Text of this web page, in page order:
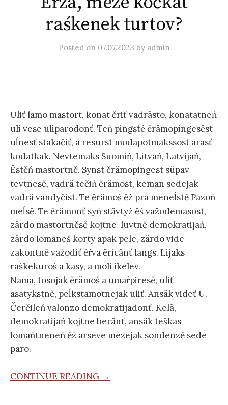
raśkenek turtov?
Posted on 07.07.2023 by admin
Uliť lamo mastort, konat ěriť vadrästo, konatatneń
uli vese uliparodonť. Teń pingstě ěrämopingesěst
uĺnesť stakačiť, a resurst modapotmakssost arasť
kodatkak. Nevtemaks Suomiń, Litvań, Latvijań,
Ěstěń mastortně. Synst ěrämopingest süpav
tevtnesě, vadrä tečiń ěrämost, keman sedejak
vadrä vandyčist. Te ěrämoś ěź pra meneĺstě Pazoń
meĺsě. Te ěrämonť syń stävtyź ěś važodemasost,
zärdo mastortněsě kojtne-luvtně demokratijań,
zärdo lomaneś korty apak pele, zärdo vide
zakontně važodiť ěŕva ěricänť langs. Lijaks
raśkekuroś a kasy, a moli ikelev.
Nama, tosojak ěrämoś a umaŕpiresě, uliť
asatykstně, peĺkstamotnejak uliť. Ansäk videť U.
Čerčileń valonzo demokratijadonť. Kelä,
demokratijań kojtne beränť, ansäk teškas
lomańtneneń ěź arseve mezejak sondenzě sede
paro.
CONTINUE READING →